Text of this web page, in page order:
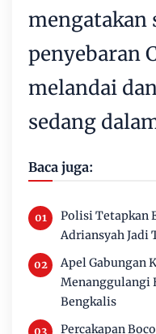
mengatakan
penyebaran
melandai
sedang
Baca juga:
Polisi Tetapkan
Adriansyah Jadi
Apel Gabungan
Menanggulangi
Bengkalis
Percakapan